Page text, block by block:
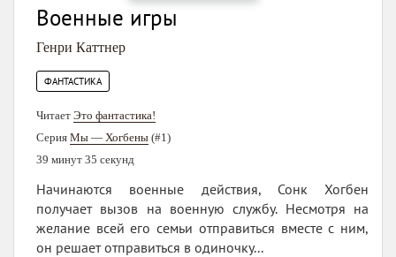
Военные игры
Генри Каттнер
ФАНТАСТИКА
Читает Это фантастика!
Серия Мы — Хогбены (#1)
39 минут 35 секунд
Начинаются военные действия, Сонк Хогбен
получает вызов на военную службу. Несмотря на
желание всей его семьи отправиться вместе с ним,
он решает отправиться в одиночку...